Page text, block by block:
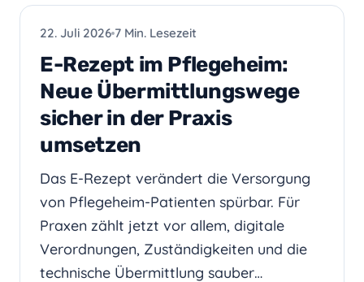
PRAXIS-IT
22. Juli 2026 7 Min. Lesezeit
E-Rezept im Pflegeheim:
Neue Übermittlungswege
sicher in der Praxis
umsetzen
Das E-Rezept verändert die Versorgung
von Pflegeheim-Patienten spürbar. Für
Praxen zählt jetzt vor allem, digitale
Verordnungen, Zuständigkeiten und die
technische Übermittlung sauber…